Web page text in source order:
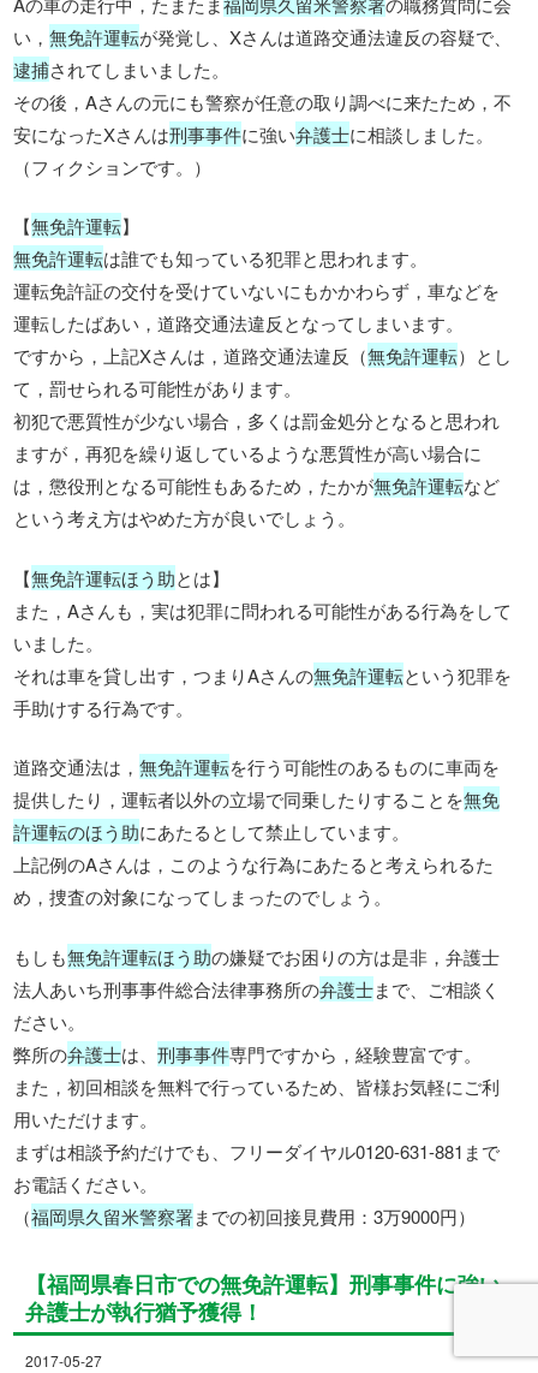
い，無免許運転が発覚し、Xさんは道路交通法違反の容疑で、
逮捕されてしまいました。
その後，Aさんの元にも警察が任意の取り調べに来たため，不
安になったXさんは刑事事件に強い弁護士に相談しました。
（フィクションです。）
【無免許運転】
無免許運転は誰でも知っている犯罪と思われます。
運転免許証の交付を受けていないにもかかわらず，車などを
運転したばあい，道路交通法違反となってしまいます。
ですから，上記Xさんは，道路交通法違反（無免許運転）とし
て，罰せられる可能性があります。
初犯で悪質性が少ない場合，多くは罰金処分となると思われ
ますが，再犯を繰り返しているような悪質性が高い場合に
は，懲役刑となる可能性もあるため，たかが無免許運転など
という考え方はやめた方が良いでしょう。
【無免許運転ほう助とは】
また，Aさんも，実は犯罪に問われる可能性がある行為をして
いました。
それは車を貸し出す，つまりAさんの無免許運転という犯罪を
手助けする行為です。
道路交通法は，無免許運転を行う可能性のあるものに車両を
提供したり，運転者以外の立場で同乗したりすることを無免
許運転のほう助にあたるとして禁止しています。
上記例のAさんは，このような行為にあたると考えられるた
め，捜査の対象になってしまったのでしょう。
もしも無免許運転ほう助の嫌疑でお困りの方は是非，弁護士
法人あいち刑事事件総合法律事務所の弁護士まで、ご相談く
ださい。
弊所の弁護士は、刑事事件専門ですから，経験豊富です。
また，初回相談を無料で行っているため、皆様お気軽にご利
用いただけます。
まずは相談予約だけでも、フリーダイヤル0120-631-881まで
お電話ください。
（福岡県久留米警察署までの初回接見費用：3万9000円）
【福岡県春日市での無免許運転】刑事事件に強い
弁護士が執行猶予獲得！
2017-05-27